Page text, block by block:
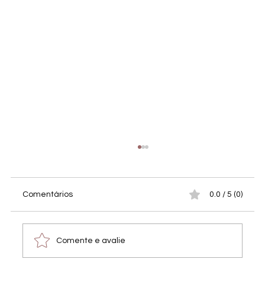
Comentários 0.0 / 5 (0)
Comente e avalie